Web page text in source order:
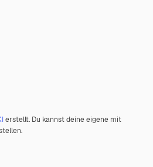
erstellt. Du kannst deine eigene mit